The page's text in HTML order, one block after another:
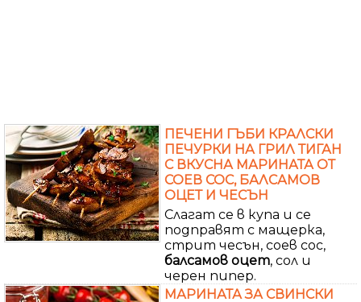
ПЕЧЕНИ ГЪБИ КРАЛСКИ
ПЕЧУРКИ НА ГРИЛ ТИГАН
С ВКУСНА МАРИНАТА ОТ
СОЕВ СОС, БАЛСАМОВ
ОЦЕТ И ЧЕСЪН
Слагат се в купа и се
подправят с мащерка,
стрит чесън, соев сос,
балсамов оцет, сол и
черен пипер.
МАРИНАТА ЗА СВИНСКИ